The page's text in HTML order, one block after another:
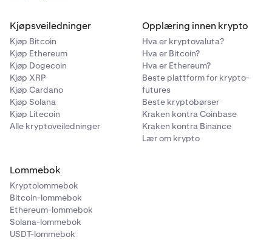
Kjøpsveiledninger
Kjøp Bitcoin
Kjøp Ethereum
Kjøp Dogecoin
Kjøp XRP
Kjøp Cardano
Kjøp Solana
Kjøp Litecoin
Alle kryptoveiledninger
Opplæring innen krypto
Hva er kryptovaluta?
Hva er Bitcoin?
Hva er Ethereum?
Beste plattform for krypto-
futures
Beste kryptobørser
Kraken kontra Coinbase
Kraken kontra Binance
Lær om krypto
Lommebok
Kryptolommebok
Bitcoin-lommebok
Ethereum-lommebok
Solana-lommebok
USDT-lommebok